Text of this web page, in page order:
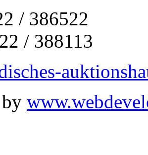
/ 386522
/ 388113